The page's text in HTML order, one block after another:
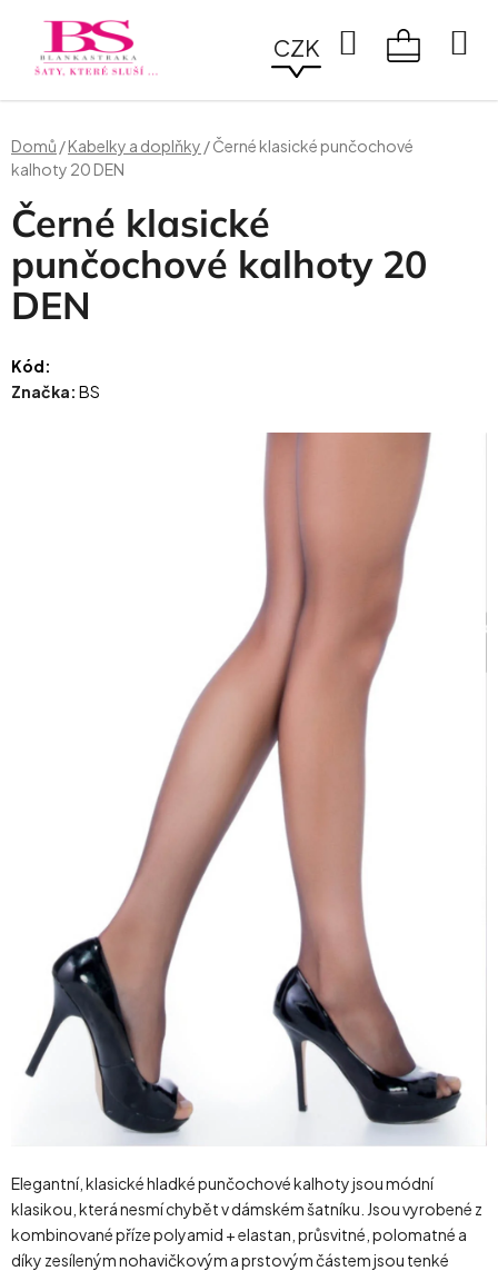
obsah
CZK
Hledat
Domů /Kabelky a doplňky /Černé klasické punčochové
kalhoty 20 DEN
Elegantní, klasické hladké punčochové kalhoty jsou módní
klasikou, která nesmí chybět v dámském šatníku. Jsou vyrobené z
kombinované příze polyamid + elastan, průsvitné, polomatné a
díky zesíleným nohavičkovým a prstovým částem jsou tenké
Černé klasické
punčochové kalhoty 20
DEN
Kód:
Značka: BS